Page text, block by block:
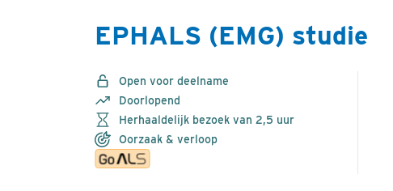
EPHALS (EMG) studie
Open voor deelname
Doorlopend
Herhaaldelijk bezoek van 2,5 uur
Oorzaak & verloop